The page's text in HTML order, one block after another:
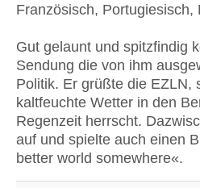
Französisch,
Gut gelaunt und spitzfindig
Sendung die von ihm
Politik. Er grüßte die EZLN,
kaltfeuchte Wetter in den
Regenzeit herrscht.
auf und spielte auch einen
better world somewhere«.